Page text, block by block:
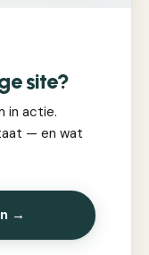
site?
in actie.
— en wat
→